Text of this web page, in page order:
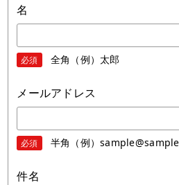
名
必須 全角（例）太郎
メールアドレス
必須 半角（例）
件名